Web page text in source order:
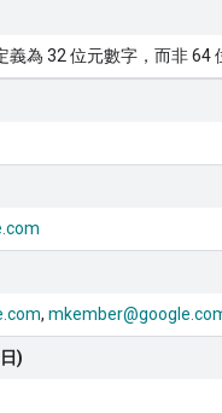
義為 32 位元數字，而非 64
)